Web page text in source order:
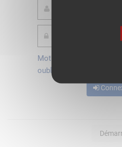
Mot de passe
oublié ?